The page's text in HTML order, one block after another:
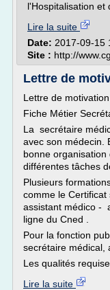
l'Hospitalisation et
Lire la suite
Date: 2017-09-15
Site : http://
Lettre de
Lettre de
Fiche Métier
La secrétaire
avec son médecin.
bonne
différentes tâches
Plusieurs
comme le
assistant médico -
ligne du Cned .
Pour la fonction
secrétaire médical,
Les qualités
Lire la suite